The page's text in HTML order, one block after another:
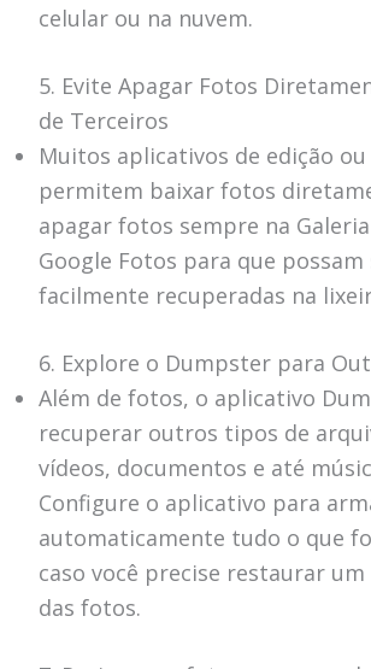
celular ou na nuvem.
5. Evite Apagar Fotos
de Terceiros
Muitos aplicativos de edição
permitem baixar fotos
apagar fotos sempre na
Google Fotos para que possam
facilmente recuperadas na
6. Explore o Dumpster para
Além de fotos, o aplicativo
recuperar outros tipos de
vídeos, documentos e até
Configure o aplicativo para
automaticamente tudo o que
caso você precise restaurar
das fotos.